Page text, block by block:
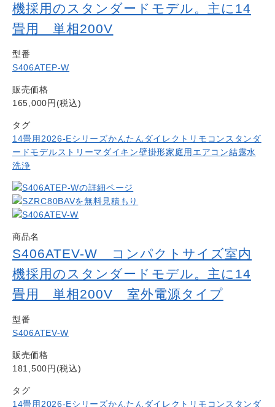
機採用のスタンダードモデル。主に14
畳用 単相200V
型番
S406ATEP-W
販売価格
165,000円(税込)
タグ
14畳用 2026-Eシリーズかんたんダイレクトリモコン スタンダ
ードモデルストリーマ ダイキン壁掛形家庭用エアコン結露水
洗浄
商品名
S406ATEV-W コンパクトサイズ室内
機採用のスタンダードモデル。主に14
畳用 単相200V 室外電源タイプ
型番
S406ATEV-W
販売価格
181,500円(税込)
タグ
14畳用 2026-Eシリーズかんたんダイレクトリモコン スタンダ